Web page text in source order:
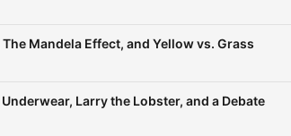
Mandela Effect, and Yellow vs. Grass
Larry the Lobster, and a Debate